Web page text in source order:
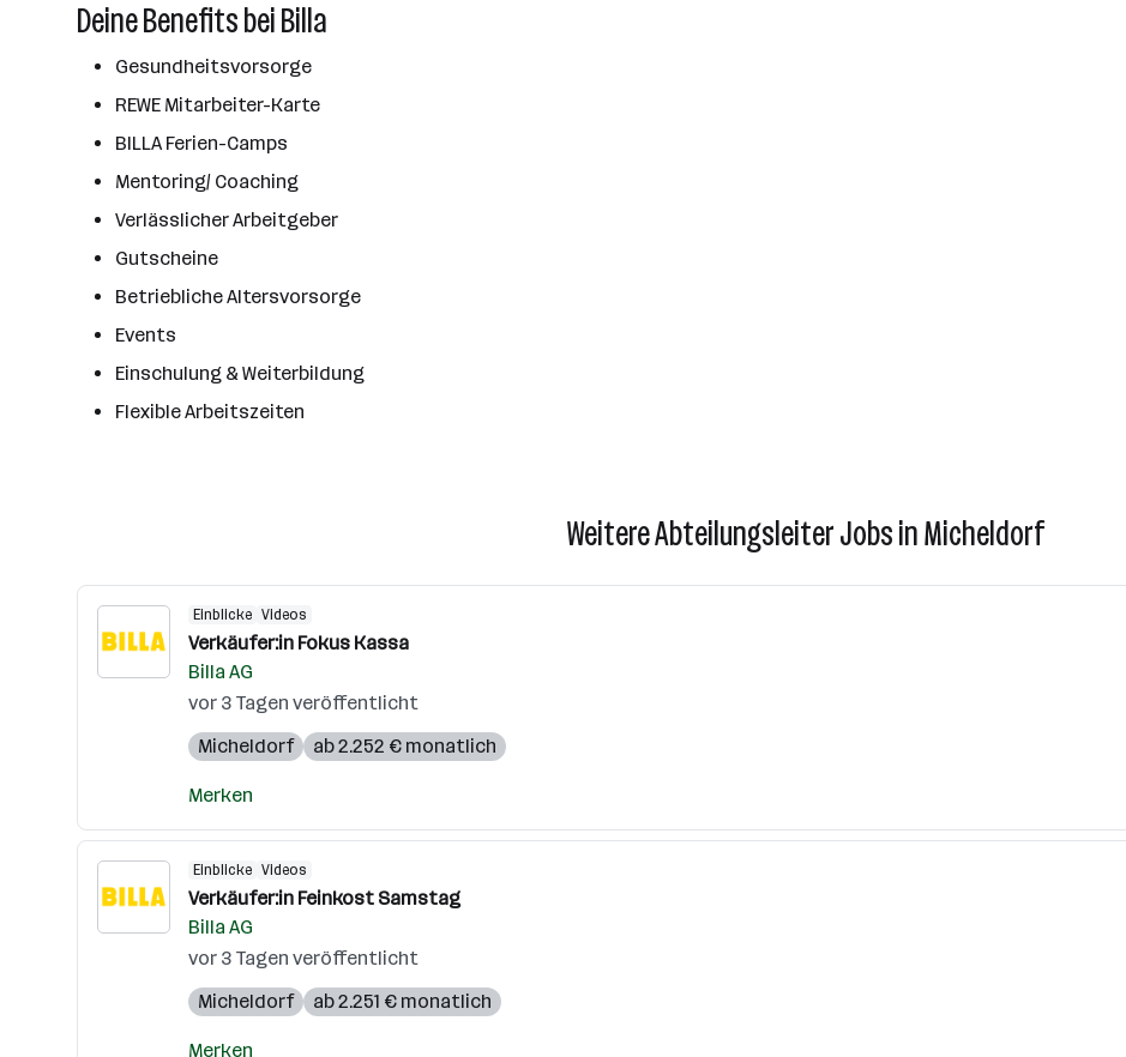
Deine Benefits bei Billa
Gesundheitsvorsorge
REWE Mitarbeiter-Karte
BILLA Ferien-Camps
Mentoring/ Coaching
Verlässlicher Arbeitgeber
Gutscheine
Betriebliche Altersvorsorge
Events
Einschulung & Weiterbildung
Flexible Arbeitszeiten
Weitere Abteilungsleiter Jobs in Micheldorf
Einblicke Videos
Verkäufer:in Fokus Kassa
Billa AG
vor 3 Tagen veröffentlicht
Micheldorf
ab 2.252 € monatlich
Merken
Einblicke Videos
Verkäufer:in Feinkost Samstag
Billa AG
vor 3 Tagen veröffentlicht
Micheldorf
ab 2.251 € monatlich
Merken